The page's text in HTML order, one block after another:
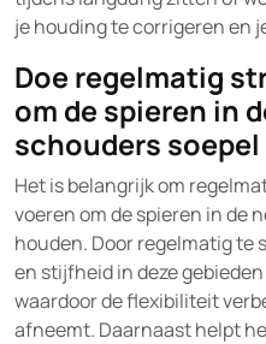
je houding te corrigeren en
Doe regelmatig
om de spieren in
schouders
Het is belangrijk om
voeren om de spieren in de
houden. Door regelmatig
en stijfheid in deze
waardoor de flexibiliteit
afneemt. Daarnaast helpt